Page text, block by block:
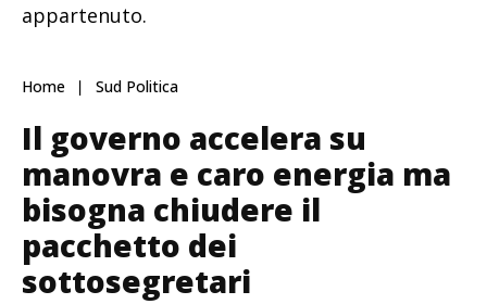
appartenuto.
Home Sud Politica
Il governo accelera su
manovra e caro energia ma
bisogna chiudere il
pacchetto dei
sottosegretari